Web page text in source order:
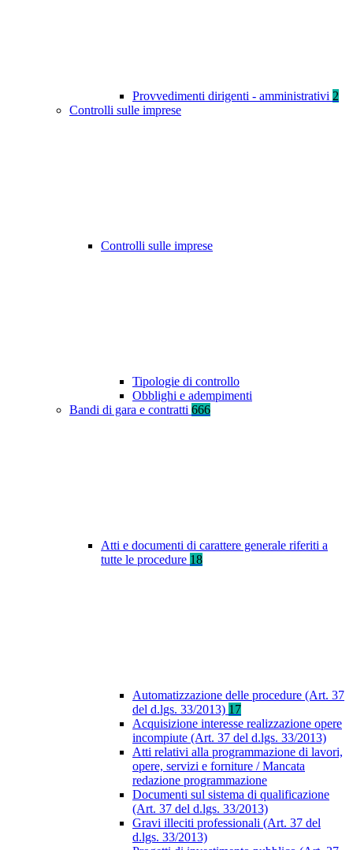
Provvedimenti dirigenti - amministrativi 2
Controlli sulle imprese
Controlli sulle imprese
Tipologie di controllo
Obblighi e adempimenti
Bandi di gara e contratti 666
Atti e documenti di carattere generale riferiti a
tutte le procedure 18
Automatizzazione delle procedure (Art. 37
del d.lgs. 33/2013) 17
Acquisizione interesse realizzazione opere
incompiute (Art. 37 del d.lgs. 33/2013)
Atti relativi alla programmazione di lavori,
opere, servizi e forniture / Mancata
redazione programmazione
Documenti sul sistema di qualificazione
(Art. 37 del d.lgs. 33/2013)
Gravi illeciti professionali (Art. 37 del
d.lgs. 33/2013)